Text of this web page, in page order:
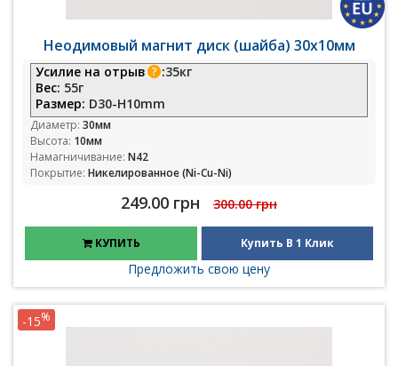
Неодимовый магнит диск (шайба) 30х10мм
Усилие на отрыв :35кг
Вес: 55г
Размер: D30-H10mm
Диаметр: 30мм
Высота: 10мм
Намагничивание: N42
Покрытие: Никелированное (Ni-Cu-Ni)
249.00 грн 300.00 грн
КУПИТЬ Купить В 1 Клик
Предложить свою цену
-15%